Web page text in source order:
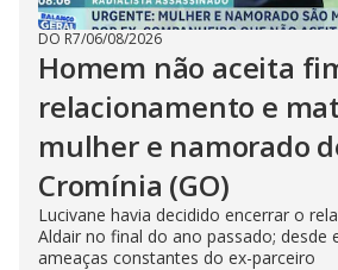
DO R7/06/08/2026
Homem não aceita
relacionamento e
mulher e namorado
Cromínia (GO)
Lucivane havia decidido encerrar o
Aldair no final do ano passado; desde
ameaças constantes do ex-parceiro